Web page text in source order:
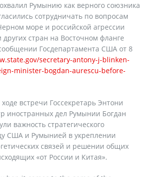
Румынию как верного союзника
сотрудничать по вопросам
море и российской агрессии
стран на Восточном фланге
Госдепартамента США от 8
secretary-antony-j-blinken-
minister-bogdan-aurescu-before-
встречи Госсекретарь Энтони
иностранных дел Румынии Богдан
важность стратегического
США и Румынией в укреплении
связей и решении общих
«от России и Китая».